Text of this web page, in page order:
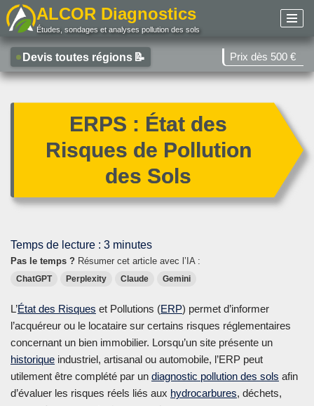
au
contenu
ALCOR Diagnostics
Études, sondages et analyses pollution des sols
Devis toutes régions 📝 Prix dès 500 €
ERPS : État des
Risques de Pollution
des Sols
Temps de lecture : 3 minutes
Pas le temps ? Résumer cet article avec l’IA :
ChatGPT Perplexity Claude Gemini
L’État des Risques et Pollutions (ERP) permet d’informer
l’acquéreur ou le locataire sur certains risques réglementaires
concernant un bien immobilier. Lorsqu’un site présente un
historique industriel, artisanal ou automobile, l’ERP peut
utilement être complété par un diagnostic pollution des sols afin
d’évaluer les risques réels liés aux hydrocarbures, déchets,